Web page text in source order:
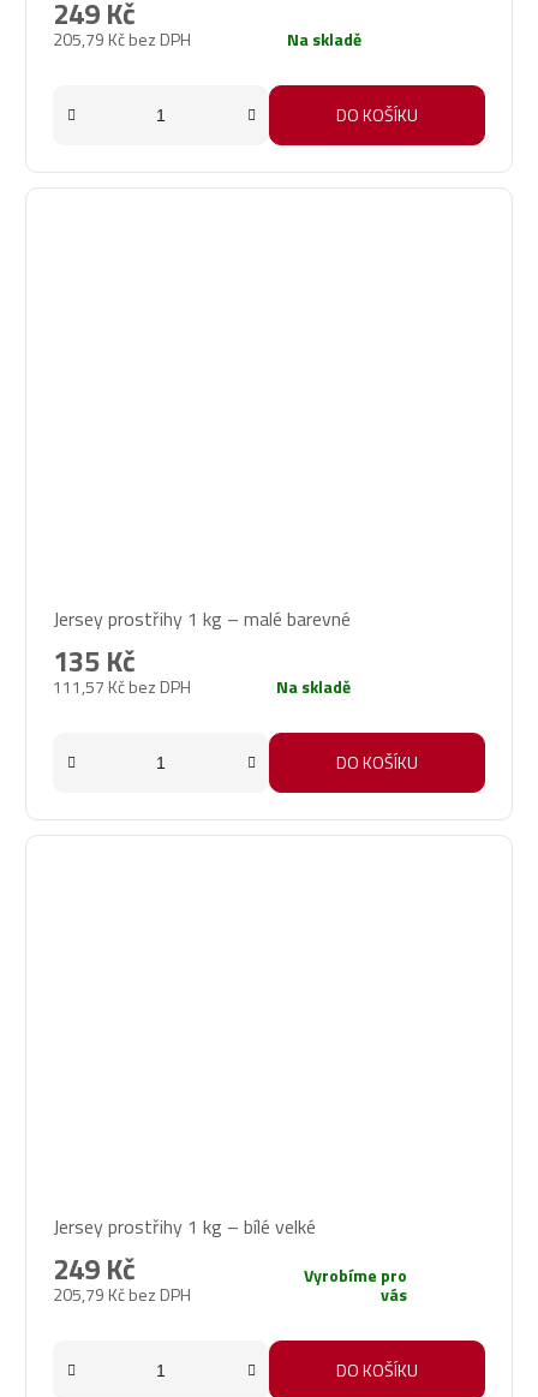
205,79 Kč bez DPH
249 Kč
Na skladě
DO KOŠÍKU
hodnocení
produktu
je
Jersey prostřihy 1 kg – malé barevné
111,57 Kč bez DPH
135 Kč
Na skladě
DO KOŠÍKU
Jersey prostřihy 1 kg – bílé velké
205,79 Kč bez DPH
249 Kč Vyrobíme pro
vás
DO KOŠÍKU